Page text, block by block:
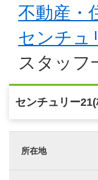
不動産・
センチュ
スタッフ
センチュリー
所在地